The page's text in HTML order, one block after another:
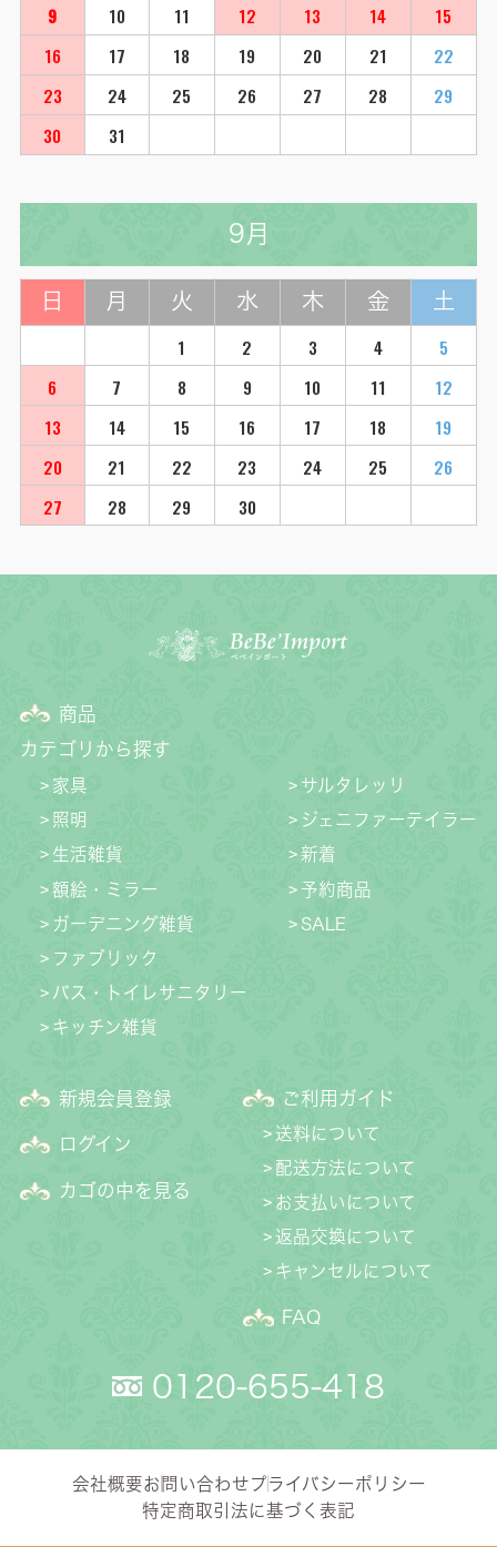
9
10 11 12 13 14
15
16
17 18 19 20 21
22
23
24 25 26 27 28
29
30
31
9月
日 月 火 水 木 金 土
1 2 3 4
5
6
7 8 9 10 11
12
13
14 15 16 17 18
19
20
21 22 23 24 25
26
27
28 29 30
商品
カテゴリから探す
家具
照明
生活雑貨
額絵・ミラー
ガーデニング雑貨
ファブリック
バス・トイレサニタリー
キッチン雑貨
サルタレッリ
ジェニファーテイラー
新着
予約商品
SALE
新規会員登録
ログイン
カゴの中を見る
ご利用ガイド
送料について
配送方法について
お支払いについて
返品交換について
キャンセルについて
FAQ
0120-655-418
会社概要お問い合わせプライバシーポリシー
特定商取引法に基づく表記